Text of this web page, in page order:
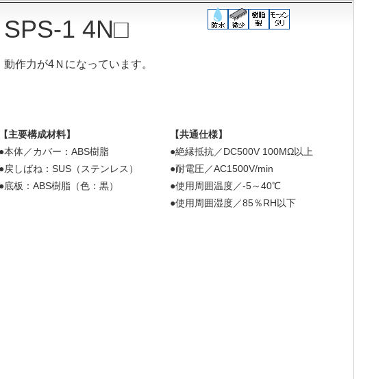
SPS-1 4N□
動作力が4Ｎになっています。
【主要構成材料】
●本体／カバー：ABS樹脂
●戻しばね：SUS（ステンレス）
●底板：ABS樹脂（色：黒）
【共通仕様】
●絶縁抵抗／DC500V 100MΩ以上
●耐電圧／AC1500V/min
●使用周囲温度／-5～40℃
●使用周囲湿度／85％RH以下